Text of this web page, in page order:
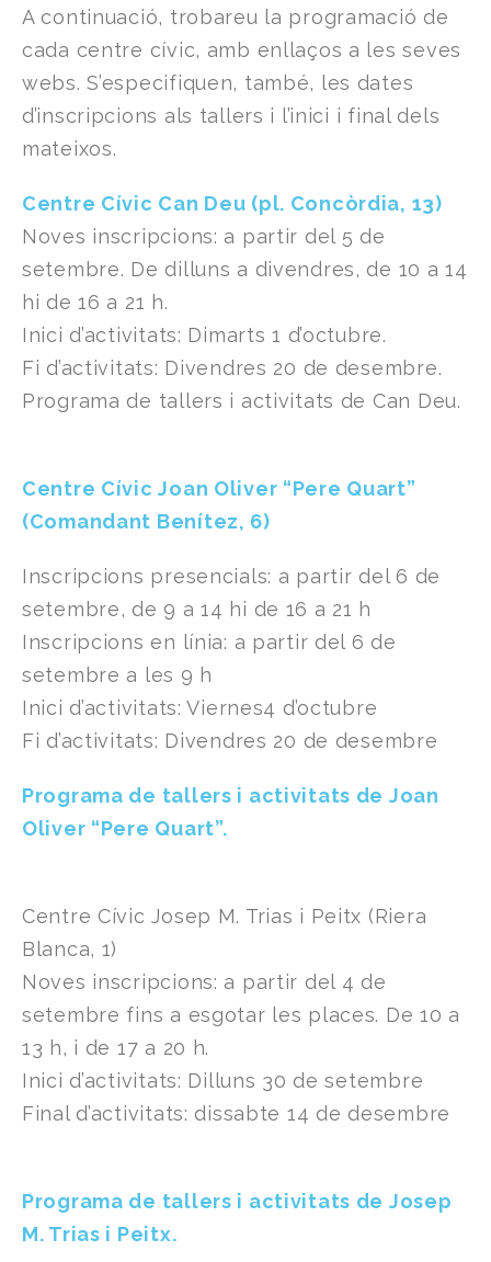
A continuació, trobareu la programació de
cada centre cívic, amb enllaços a les seves
webs. S’especifiquen, també, les dates
d’inscripcions als tallers i l’inici i final dels
mateixos.
Centre Cívic Can Deu (pl. Concòrdia, 13)
Noves inscripcions: a partir del 5 de
setembre. De dilluns a divendres, de 10 a 14
hi de 16 a 21 h.
Inici d’activitats: Dimarts 1 d’octubre.
Fi d’activitats: Divendres 20 de desembre.
Programa de tallers i activitats de Can Deu.
Centre Cívic Joan Oliver “Pere Quart”
(Comandant Benítez, 6)
Inscripcions presencials: a partir del 6 de
setembre, de 9 a 14 hi de 16 a 21 h
Inscripcions en línia: a partir del 6 de
setembre a les 9 h
Inici d’activitats: Viernes4 d’octubre
Fi d’activitats: Divendres 20 de desembre
Programa de tallers i activitats de Joan
Oliver “Pere Quart”.
Centre Cívic Josep M. Trias i Peitx (Riera
Blanca, 1)
Noves inscripcions: a partir del 4 de
setembre fins a esgotar les places. De 10 a
13 h, i de 17 a 20 h.
Inici d’activitats: Dilluns 30 de setembre
Final d’activitats: dissabte 14 de desembre
Programa de tallers i activitats de Josep
M. Trias i Peitx.